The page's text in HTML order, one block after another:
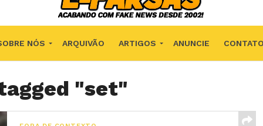
NÓS ARQUIVÃO ARTIGOS ANUNCIE CONTATO
"set"